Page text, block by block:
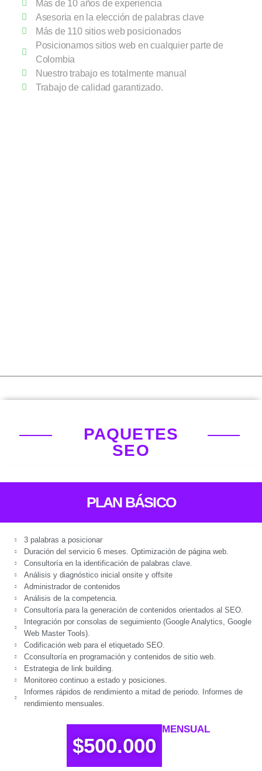
Más de 10 años de experiencia
Asesoria en la elección de palabras clave
Más de 110 sitios web posicionados
Posicionamos sitios web en cualquier parte de
Colombia
Nuestro trabajo es totalmente manual
Trabajo de calidad garantizado.
PAQUETES
SEO
PLAN BÁSICO
3 palabras a posicionar
Duración del servicio 6 meses. Optimización de página web.
Consultoría en la identificación de palabras clave.
Análisis y diagnóstico inicial onsite y offsite
Administrador de contenidos
Análisis de la competencia.
Consultoría para la generación de contenidos orientados al SEO.
Integración por consolas de seguimiento (Google Analytics, Google
Web Master Tools).
Codificación web para el etiquetado SEO.
Cconsultoría en programación y contenidos de sitio web.
Estrategia de link building.
Monitoreo continuo a estado y posiciones.
Informes rápidos de rendimiento a mitad de periodo. Informes de
rendimiento mensuales.
$500.000
MENSUAL